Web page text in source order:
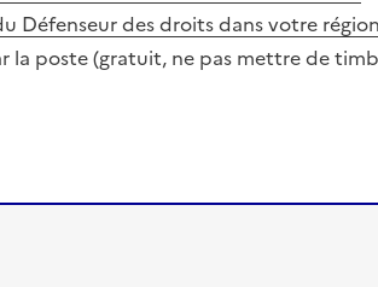
Défenseur des droits dans votre région
la poste (gratuit, ne pas mettre de